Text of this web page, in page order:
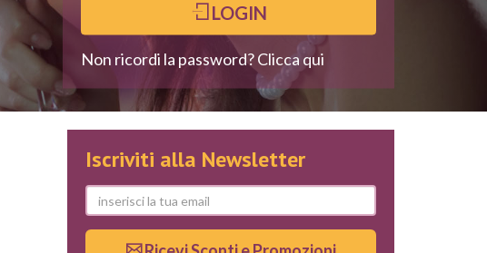
LOGIN
Non ricordi la password? Clicca qui
Iscriviti alla Newsletter